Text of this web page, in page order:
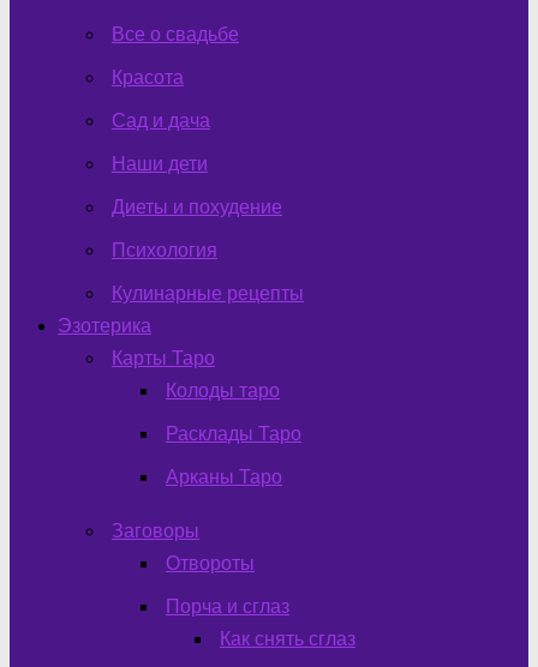
Все о свадьбе
Красота
Сад и дача
Наши дети
Диеты и похудение
Психология
Кулинарные рецепты
Эзотерика
Карты Таро
Колоды таро
Расклады Таро
Арканы Таро
Заговоры
Отвороты
Порча и сглаз
Как снять сглаз